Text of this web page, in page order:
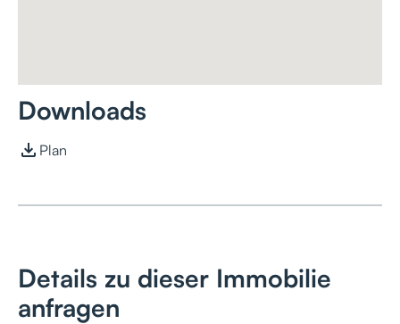
Downloads
Plan
Details zu dieser Immobilie
anfragen